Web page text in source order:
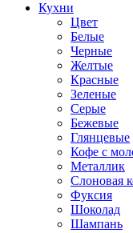
Кухни
Цвет
Белые
Черные
Желтые
Красные
Зеленые
Серые
Бежевые
Глянцевые
Кофе с
Металлик
Слоновая
Фуксия
Шоколад
Шампань